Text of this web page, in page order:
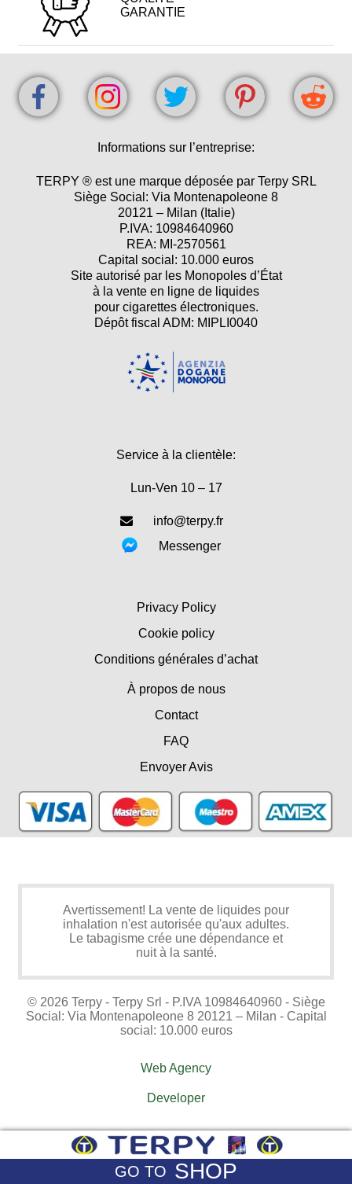
GARANTIE
Informations sur l’entreprise:
TERPY ® est une marque déposée par Terpy SRL
Siège Social: Via Montenapoleone 8
20121 – Milan (Italie)
P.IVA: 10984640960
REA: MI-2570561
Capital social: 10.000 euros
Site autorisé par les Monopoles d’État
à la vente en ligne de liquides
pour cigarettes électroniques.
Dépôt fiscal ADM: MIPLI0040
Service à la clientèle:
Lun-Ven 10 – 17
info@terpy.fr
Messenger
Privacy Policy
Cookie policy
Conditions générales d’achat
À propos de nous
Contact
FAQ
Envoyer Avis
GO TO SHOP
Avertissement! La vente de liquides pour
inhalation n'est autorisée qu'aux adultes.
Le tabagisme crée une dépendance et
nuit à la santé.
© 2026 Terpy - Terpy Srl - P.IVA 10984640960 - Siège
Social: Via Montenapoleone 8 20121 – Milan - Capital
social: 10.000 euros
Web Agency
Developer